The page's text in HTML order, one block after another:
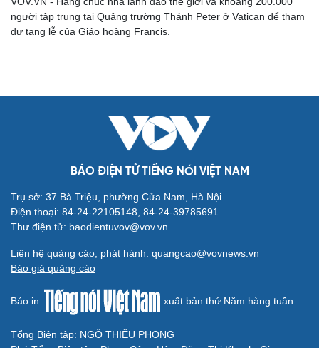
người tập trung tại Quảng trường Thánh Peter ở Vatican để tham
dự tang lễ của Giáo hoàng Francis.
BÁO ĐIỆN TỬ TIẾNG NÓI VIỆT NAM
Trụ sở: 37 Bà Triệu, phường Cửa Nam, Hà Nội
Điện thoại: 84-24-22105148, 84-24-39785691
Thư điện tử: baodientuvov@vov.vn
Liên hệ quảng cáo, phát hành: quangcao@vovnews.vn
Báo giá quảng cáo
Báo in xuất bản thứ Năm hàng tuần
Tổng Biên tập: NGÔ THIỆU PHONG